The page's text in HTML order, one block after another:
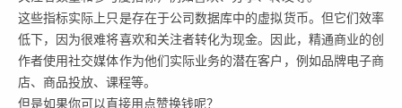
这些指标实际上只是存在于公司数据库中的虚拟货币。但它们效率
低下，因为很难将喜欢和关注者转化为现金。因此，精通商业的创
作者使用社交媒体作为他们实际业务的潜在客户，例如品牌电子商
店、商品投放、课程等。
但是如果你可以直接用点赞换钱呢？